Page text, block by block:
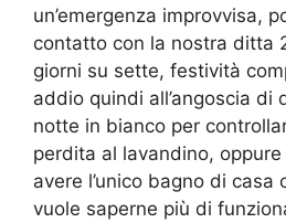
un’emergenza improvvisa,
contatto con la nostra ditta
giorni su sette, festività
addio quindi all’angoscia di
notte in bianco per
perdita al lavandino,
avere l’unico bagno di casa
vuole saperne più di